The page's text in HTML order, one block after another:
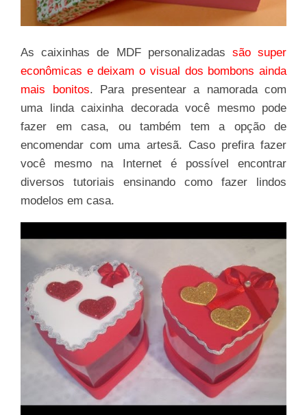
As caixinhas de MDF personalizadas são super
econômicas e deixam o visual dos bombons ainda
mais bonitos. Para presentear a namorada com
uma linda caixinha decorada você mesmo pode
fazer em casa, ou também tem a opção de
encomendar com uma artesã. Caso prefira fazer
você mesmo na Internet é possível encontrar
diversos tutoriais ensinando como fazer lindos
modelos em casa.